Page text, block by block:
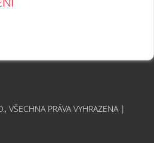
VŠECHNA PRÁVA VYHRAZENA |